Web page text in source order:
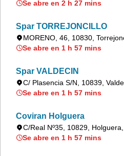
Se abre en 2 h 27 mins
Spar TORREJONCILLO
MORENO, 46, 10830,
Se abre en 1 h 57 mins
Spar VALDECIN
C/ Plasencia S/N, 10839,
Se abre en 1 h 57 mins
Coviran Holguera
C/Real Nº35, 10829,
Se abre en 1 h 57 mins